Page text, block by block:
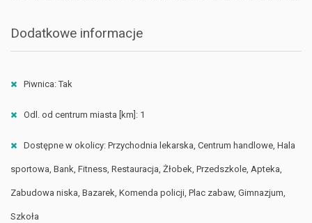
Dodatkowe informacje
Piwnica: Tak
Odl. od centrum miasta [km]: 1
Dostępne w okolicy: Przychodnia lekarska, Centrum handlowe, Hala
sportowa, Bank, Fitness, Restauracja, Żłobek, Przedszkole, Apteka,
Zabudowa niska, Bazarek, Komenda policji, Plac zabaw, Gimnazjum,
Szkoła